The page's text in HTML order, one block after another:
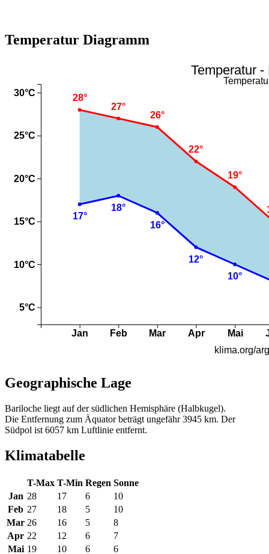
Temperatur Diagramm
Geographische Lage
Bariloche liegt auf der südlichen Hemisphäre (Halbkugel).
Die Entfernung zum Äquator beträgt ungefähr 3945 km. Der
Südpol ist 6057 km Luftlinie entfernt.
Klimatabelle
T-Max T-Min Regen Sonne
Jan 28 17 6
10
Feb 27 18 5
10
Mar 26 16 5
8
Apr 22 12 6
7
Mai 19 10 6 6